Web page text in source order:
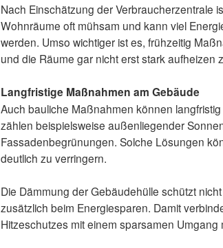
Nach Einschätzung der Verbraucherzentrale
Wohnräume oft mühsam und kann viel
werden. Umso wichtiger ist es, frühzeitig
und die Räume gar nicht erst stark aufheizen
Langfristige Maßnahmen am Gebäude
Auch bauliche Maßnahmen können
zählen beispielsweise außenliegender
Fassadenbegrünungen. Solche Lösungen
deutlich zu verringern.
Die Dämmung der Gebäudehülle schützt
zusätzlich beim Energiesparen. Damit
Hitzeschutzes mit einem sparsamen Umgang